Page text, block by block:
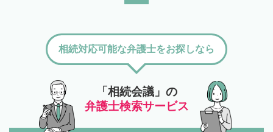
「相続会議」の
弁護士検索サービス
相続対応可能な弁護士をお探しなら